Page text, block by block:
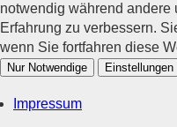
notwendig während andere
Erfahrung zu verbessern.
wenn Sie fortfahren diese
Nur Notwendige Einstellungen
Impressum